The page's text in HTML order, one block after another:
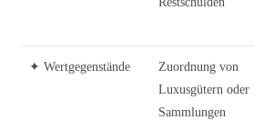
✦ Wertgegenstände
Zuordnung von
Luxusgütern oder
Sammlungen